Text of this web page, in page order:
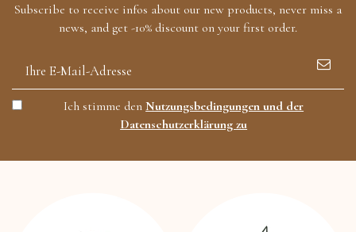
Subscribe to receive infos about our new products, never miss a
news, and get -10% discount on your first order.
Ich stimme denNutzungsbedingungen und der
Datenschutzerklärung zu